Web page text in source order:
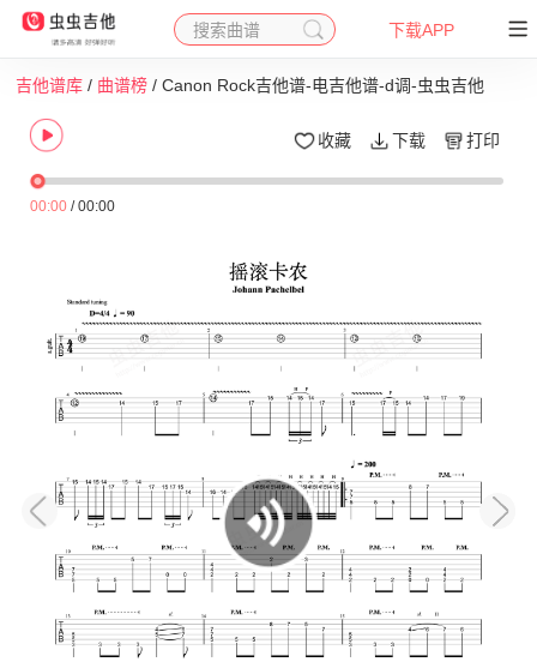
搜索曲谱 下载APP
吉他谱库 / 曲谱榜 / Canon Rock吉他谱-电吉他谱-d调-虫虫吉他
收藏 下载 打印
00:00 /00:00